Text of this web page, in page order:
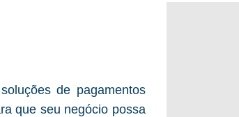
de pagamentos
que seu negócio possa